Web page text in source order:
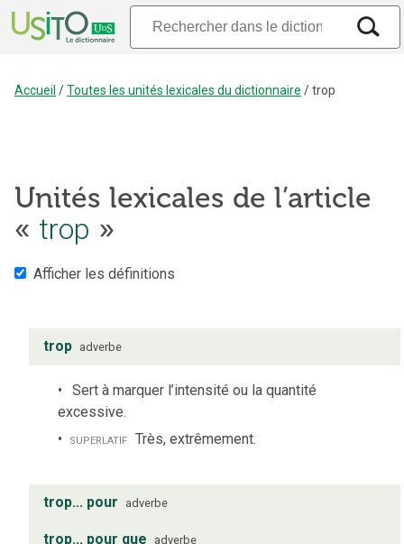
Accueil /Toutes les unités lexicales du dictionnaire /trop
Unités lexicales de l’article
« trop »
Afficher les définitions
trop adverbe
Sert à marquer l’intensité ou la quantité
excessive.
superlatif Très, extrêmement.
trop... pour adverbe
trop... pour que adverbe